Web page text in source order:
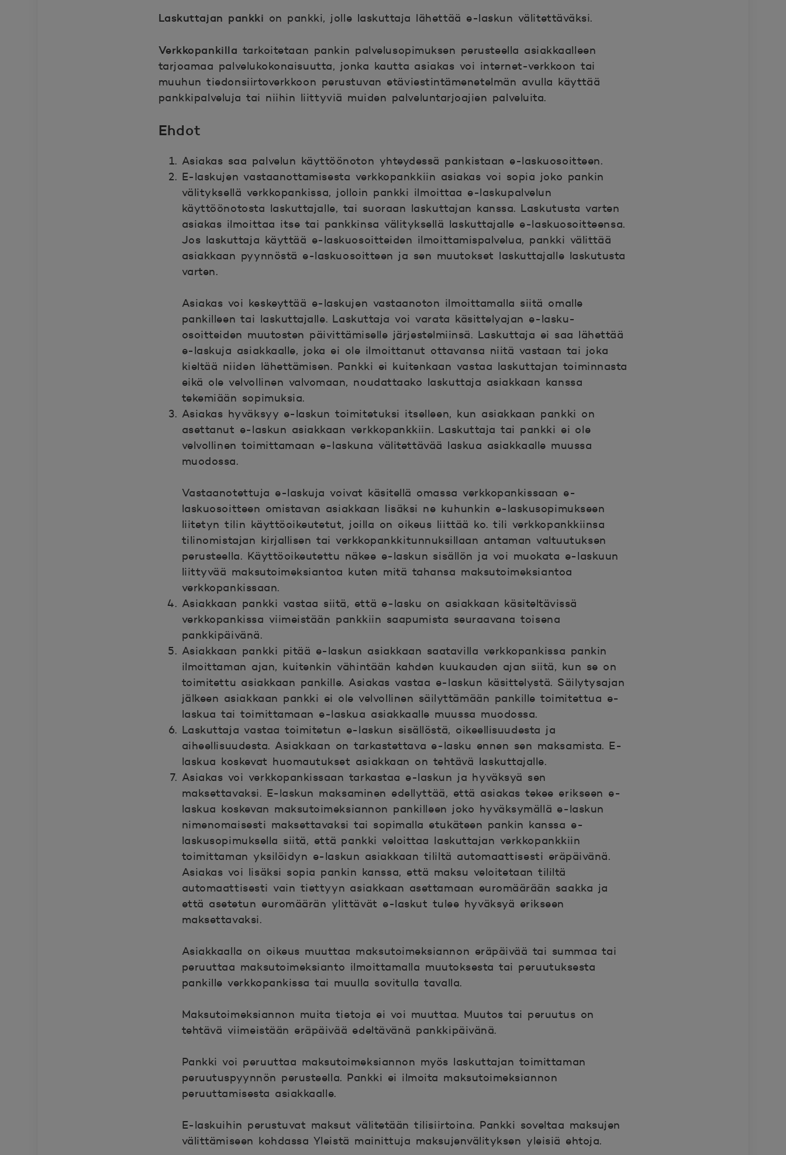
Laskuttajan pankki on pankki, jolle laskuttaja lähettää e-laskun välitettäväksi.
Verkkopankilla tarkoitetaan pankin palvelusopimuksen perusteella asiakkaalleen
tarjoamaa palvelukokonaisuutta, jonka kautta asiakas voi internet-verkkoon tai
muuhun tiedonsiirtoverkkoon perustuvan etäviestintämenetelmän avulla käyttää
pankkipalveluja tai niihin liittyviä muiden palveluntarjoajien palveluita.
Ehdot
Asiakas saa palvelun käyttöönoton yhteydessä pankistaan e-laskuosoitteen.
E-laskujen vastaanottamisesta verkkopankkiin asiakas voi sopia joko pankin
välityksellä verkkopankissa, jolloin pankki ilmoittaa e-laskupalvelun
käyttöönotosta laskuttajalle, tai suoraan laskuttajan kanssa. Laskutusta varten
asiakas ilmoittaa itse tai pankkinsa välityksellä laskuttajalle e-laskuosoitteensa.
Jos laskuttaja käyttää e-laskuosoitteiden ilmoittamispalvelua, pankki välittää
asiakkaan pyynnöstä e-laskuosoitteen ja sen muutokset laskuttajalle laskutusta
varten.
Asiakas voi keskeyttää e-laskujen vastaanoton ilmoittamalla siitä omalle
pankilleen tai laskuttajalle. Laskuttaja voi varata käsittelyajan e-lasku-
osoitteiden muutosten päivittämiselle järjestelmiinsä. Laskuttaja ei saa lähettää
e-laskuja asiakkaalle, joka ei ole ilmoittanut ottavansa niitä vastaan tai joka
kieltää niiden lähettämisen. Pankki ei kuitenkaan vastaa laskuttajan toiminnasta
eikä ole velvollinen valvomaan, noudattaako laskuttaja asiakkaan kanssa
tekemiään sopimuksia.
Asiakas hyväksyy e-laskun toimitetuksi itselleen, kun asiakkaan pankki on
asettanut e-laskun asiakkaan verkkopankkiin. Laskuttaja tai pankki ei ole
velvollinen toimittamaan e-laskuna välitettävää laskua asiakkaalle muussa
muodossa.
Vastaanotettuja e-laskuja voivat käsitellä omassa verkkopankissaan e-
laskuosoitteen omistavan asiakkaan lisäksi ne kuhunkin e-laskusopimukseen
liitetyn tilin käyttöoikeutetut, joilla on oikeus liittää ko. tili verkkopankkiinsa
tilinomistajan kirjallisen tai verkkopankkitunnuksillaan antaman valtuutuksen
perusteella. Käyttöoikeutettu näkee e-laskun sisällön ja voi muokata e-laskuun
liittyvää maksutoimeksiantoa kuten mitä tahansa maksutoimeksiantoa
verkkopankissaan.
Asiakkaan pankki vastaa siitä, että e-lasku on asiakkaan käsiteltävissä
verkkopankissa viimeistään pankkiin saapumista seuraavana toisena
pankkipäivänä.
Asiakkaan pankki pitää e-laskun asiakkaan saatavilla verkkopankissa pankin
ilmoittaman ajan, kuitenkin vähintään kahden kuukauden ajan siitä, kun se on
toimitettu asiakkaan pankille. Asiakas vastaa e-laskun käsittelystä. Säilytysajan
jälkeen asiakkaan pankki ei ole velvollinen säilyttämään pankille toimitettua e-
laskua tai toimittamaan e-laskua asiakkaalle muussa muodossa.
Laskuttaja vastaa toimitetun e-laskun sisällöstä, oikeellisuudesta ja
aiheellisuudesta. Asiakkaan on tarkastettava e-lasku ennen sen maksamista. E-
laskua koskevat huomautukset asiakkaan on tehtävä laskuttajalle.
Asiakas voi verkkopankissaan tarkastaa e-laskun ja hyväksyä sen
maksettavaksi. E-laskun maksaminen edellyttää, että asiakas tekee erikseen e-
laskua koskevan maksutoimeksiannon pankilleen joko hyväksymällä e-laskun
nimenomaisesti maksettavaksi tai sopimalla etukäteen pankin kanssa e-
laskusopimuksella siitä, että pankki veloittaa laskuttajan verkkopankkiin
toimittaman yksilöidyn e-laskun asiakkaan tililtä automaattisesti eräpäivänä.
Asiakas voi lisäksi sopia pankin kanssa, että maksu veloitetaan tililtä
automaattisesti vain tiettyyn asiakkaan asettamaan euromäärään saakka ja
että asetetun euromäärän ylittävät e-laskut tulee hyväksyä erikseen
maksettavaksi.
Asiakkaalla on oikeus muuttaa maksutoimeksiannon eräpäivää tai summaa tai
peruuttaa maksutoimeksianto ilmoittamalla muutoksesta tai peruutuksesta
pankille verkkopankissa tai muulla sovitulla tavalla.
Maksutoimeksiannon muita tietoja ei voi muuttaa. Muutos tai peruutus on
tehtävä viimeistään eräpäivää edeltävänä pankkipäivänä.
Pankki voi peruuttaa maksutoimeksiannon myös laskuttajan toimittaman
peruutuspyynnön perusteella. Pankki ei ilmoita maksutoimeksiannon
peruuttamisesta asiakkaalle.
E-laskuihin perustuvat maksut välitetään tilisiirtoina. Pankki soveltaa maksujen
välittämiseen kohdassa Yleistä mainittuja maksujenvälityksen yleisiä ehtoja.